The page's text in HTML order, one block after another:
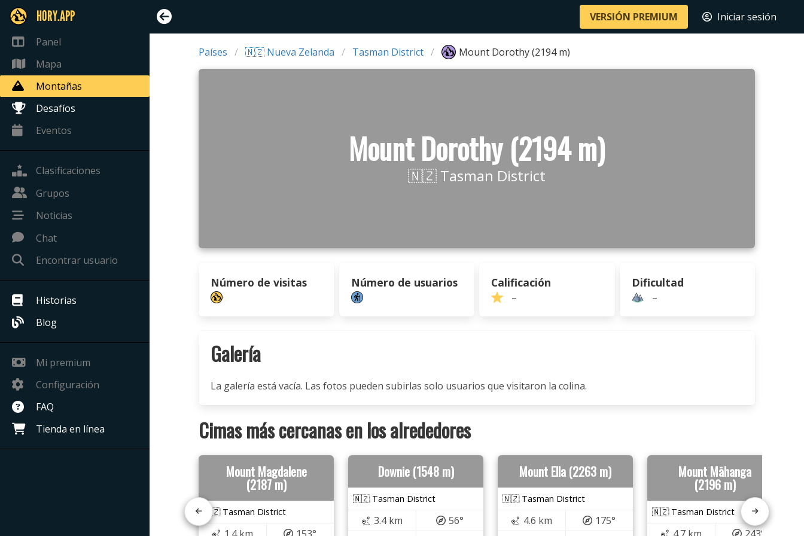
HORY.APP
Panel
Mapa
Montañas
Desafíos
Eventos
Clasificaciones
Grupos
Noticias
Chat
Encontrar usuario
Historias
Blog
Mi premium
Configuración
FAQ
Tienda en línea
VERSIÓN PREMIUM Iniciar sesión
Países 🇳🇿 Nueva Zelanda Tasman District Mount Dorothy (2194 m)
Mount Dorothy (2194 m)
🇳🇿 Tasman District
Número de visitas Número de usuarios Calificación
–
Dificultad
–
Galería
La galería está vacía. Las fotos pueden subirlas solo usuarios que visitaron la colina.
Cimas más cercanas en los alrededores
Mount Magdalene
(2187 m)
🇳🇿 Tasman District
Downie (1548 m)
🇳🇿 Tasman District
3.4 km
56°
Mount Ella (2263 m)
🇳🇿 Tasman District
4.6 km
175°
Mount Māhanga
(2196 m)
🇳🇿 Tasman District